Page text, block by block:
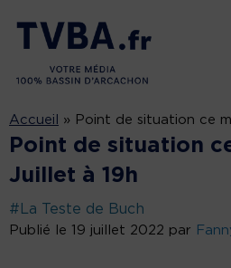
Accueil » Point de situation ce
Point de situation
Juillet à 19h
#La Teste de Buch
Publié le 19 juillet 2022 par